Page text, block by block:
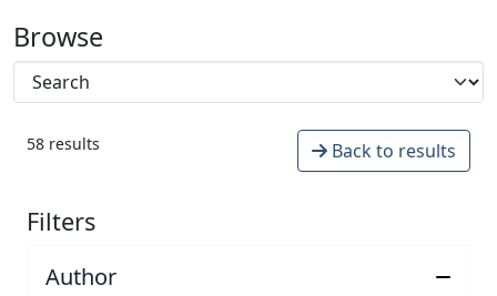
Browse
58 results Back to results
Filters
Author